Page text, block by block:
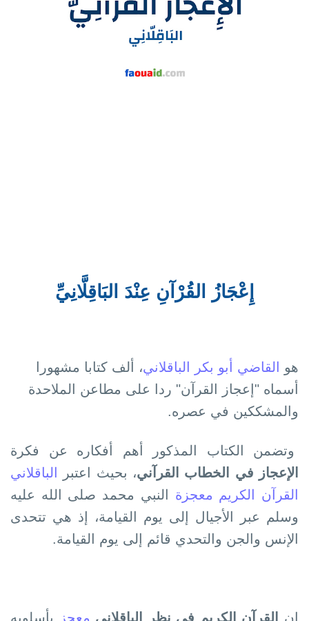
إِعْجَازُ القُرْآنِ عِنْدَ البَاقِلَّانِيِّ
ھو القاضي أبو بكر الباقلاني، ألف كتابا مشھورا
أسماه "إعجاز القرآن" ردا على مطاعن الملاحدة
والمشككين في عصره.
وتضمن الكتاب المذكور أھم أفكاره عن فكرة
الإعجاز في الخطاب القرآني، بحيث اعتبر الباقلاني
القرآن الكريم معجزة النبي محمد صلى الله عليه
وسلم عبر الأجيال إلى يوم القيامة، إذ ھي تتحدى
الإنس والجن والتحدي قائم إلى يوم القيامة.
إن القرآن الكريم في نظر الباقلاني معجز بأسلوبه